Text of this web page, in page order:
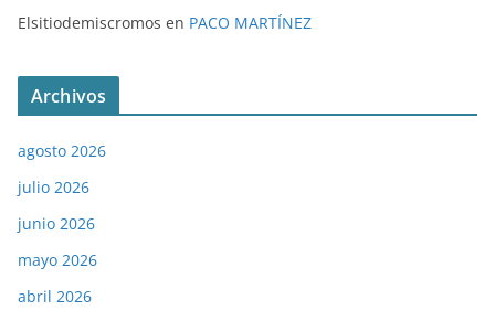
Elsitiodemiscromos en PACO MARTÍNEZ
Archivos
agosto 2026
julio 2026
junio 2026
mayo 2026
abril 2026